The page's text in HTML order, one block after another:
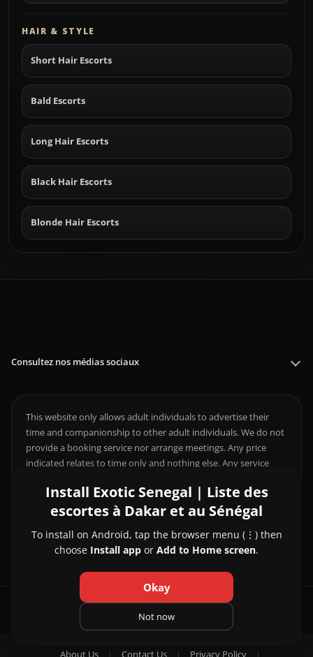
HAIR & STYLE
Short Hair Escorts
Bald Escorts
Long Hair Escorts
Black Hair Escorts
Blonde Hair Escorts
Consultez nos médias sociaux
This website only allows adult individuals to advertise their
time and companionship to other adult individuals. We do not
provide a booking service nor arrange meetings. Any price
indicated relates to time only and nothing else. Any service
consenting adults and a private matter between them.
Individuals who do not legally have the choice to decide this; it
© 2026 Exotic Senegal | Liste des escortes à Dakar et au Sénégal
About Us | Contact Us | Privacy Policy |
Install Exotic Senegal | Liste des
escortes à Dakar et au Sénégal
To install on Android, tap the browser menu (⋮) then
choose Install app or Add to Home screen.
Okay
Not now